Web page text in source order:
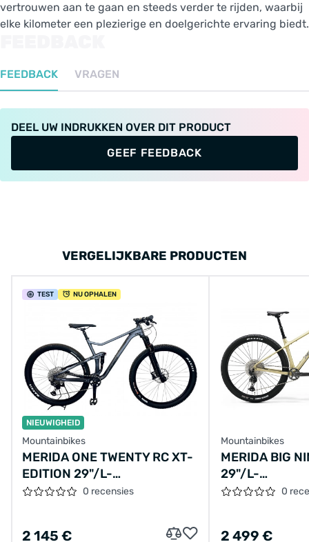
vertrouwen aan te gaan en steeds verder te rijden, waarbij
elke kilometer een plezierige en doelgerichte ervaring biedt.
FEEDBACK VRAGEN
DEEL UW INDRUKKEN OVER DIT PRODUCT
GEEF FEEDBACK
VERGELIJKBARE PRODUCTEN
TEST NU OPHALEN
NIEUWIGHEID
Mountainbikes
MERIDA ONE TWENTY RC XT-
EDITION 29"/L-
48CM/12VER/ANTRACIET/2020/A62111A01428
0 recensies
2 145 €
Mountainbikes
MERIDA BIG
29"/L-
44CM/
0
2 499 €